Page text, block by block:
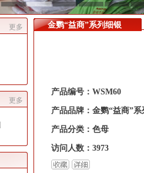
更多
更多
金鹦“益商”系列细银
产品编号：WSM60
产品品牌：金鹦“益商”系
产品分类：色母
访问人数：3973